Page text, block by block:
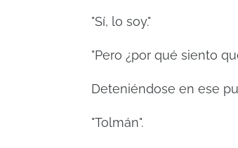
"Sí, lo soy."
"Pero ¿por qué siento
Deteniéndose en ese
"Tolmán".